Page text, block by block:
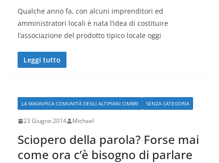
Qualche anno fa, con alcuni imprenditori ed
amministratori locali è nata l’idea di costituire
l’associazione del prodotto tipico locale oggi
Leggi tutto
LA MAGNIFICA COMUNITÀ DEGLI ALTIPIANI CIMBRI SENZA CATEGORIA
23 Giugno 2014 Michael
Sciopero della parola? Forse mai
come ora c’è bisogno di parlare